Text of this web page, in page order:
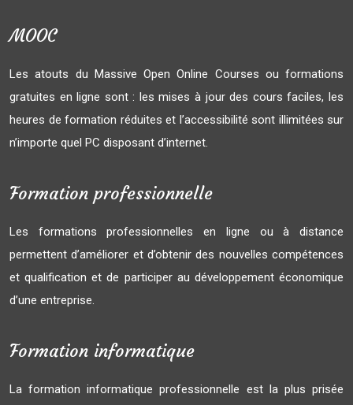
MOOC
Les atouts du Massive Open Online Courses ou formations
gratuites en ligne sont : les mises à jour des cours faciles, les
heures de formation réduites et l’accessibilité sont illimitées sur
n’importe quel PC disposant d’internet.
Formation professionnelle
Les formations professionnelles en ligne ou à distance
permettent d’améliorer et d’obtenir des nouvelles compétences
et qualification et de participer au développement économique
d’une entreprise.
Formation informatique
La formation informatique professionnelle est la plus prisée